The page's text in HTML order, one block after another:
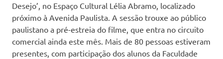
Desejo’, no Espaço Cultural Lélia Abramo, localizado
próximo à Avenida Paulista. A sessão trouxe ao público
paulistano a pré-estreia do filme, que entra no circuito
comercial ainda este mês. Mais de 80 pessoas estiveram
presentes, com participação dos alunos da Faculdade